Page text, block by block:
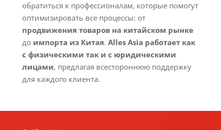
обратиться к профессионалам, которые помогут
оптимизировать все процессы: от
продвижения товаров на китайском рынке
до импорта из Китая. Alles Asia работает как
с физическими так и с юридическими
лицами, предлагая всестороннюю поддержку
для каждого клиента.